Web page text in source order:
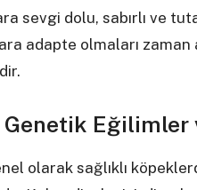
sevgi dolu, sabırlı ve
adapte olmaları zaman
Eğilimler
olarak sağlıklı